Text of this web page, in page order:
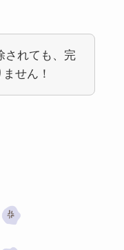
されても、完
せん！